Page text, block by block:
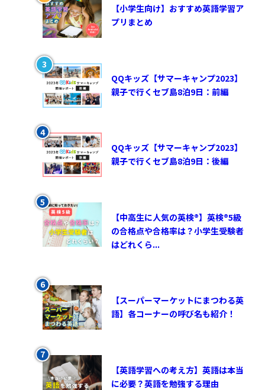
【小学生向け】おすすめ英語学習ア
プリまとめ
QQキッズ【サマーキャンプ2023】
親子で行くセブ島8泊9日：前編
QQキッズ【サマーキャンプ2023】
親子で行くセブ島8泊9日：後編
【中高生に人気の英検®︎】英検®︎5級
の合格点や合格率は？小学生受験者
はどれくら...
【スーパーマーケットにまつわる英
語】各コーナーの呼び名も紹介！
【英語学習への考え方】英語は本当
に必要？英語を勉強する理由